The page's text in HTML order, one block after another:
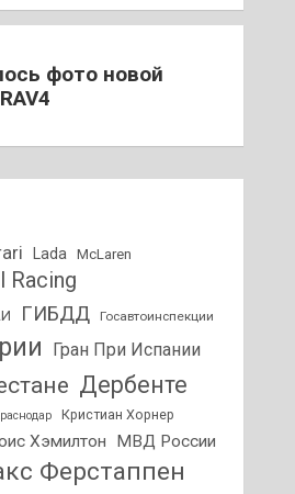
фото новой
Lada McLaren
Racing
ГИБДД Госавтоинспекции
Гран При Испании
Дербенте
Кристиан Хорнер
Хэмилтон МВД России
Ферстаппен